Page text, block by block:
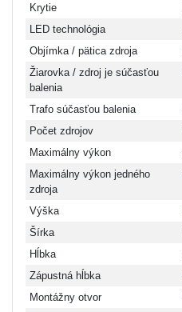
Krytie
LED technológia
Objímka / pätica zdroja
Žiarovka / zdroj je súčasťou
balenia
Trafo súčasťou balenia
Počet zdrojov
Maximálny výkon
Maximálny výkon jedného
zdroja
Výška
Šírka
Hĺbka
Zápustná hĺbka
Montážny otvor